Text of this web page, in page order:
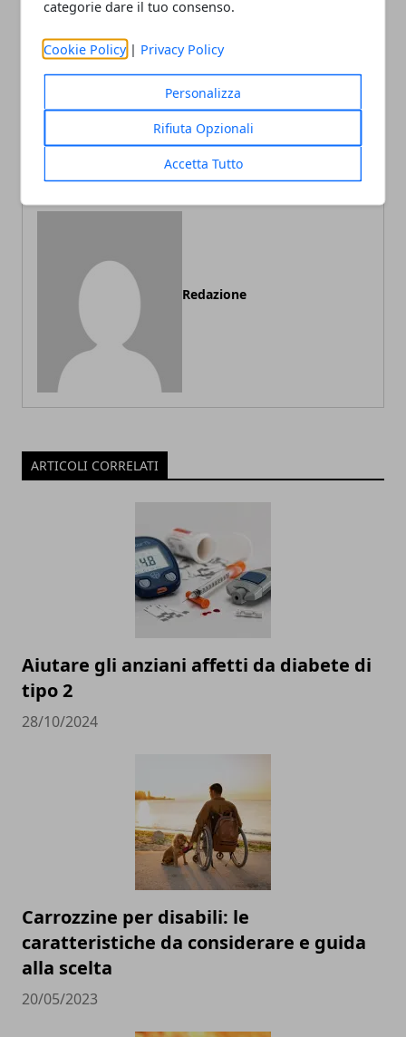
categorie dare il tuo consenso.
Cookie Policy | Privacy Policy
Personalizza
Rifiuta Opzionali
Accetta Tutto
9 cibi da evitare se sei
soggetto ad irritazione
Semi di cannabis
autofiorenti: coltivazione e
tempistiche
Redazione
ARTICOLI CORRELATI
Aiutare gli anziani affetti da diabete di
tipo 2
28/10/2024
Carrozzine per disabili: le
caratteristiche da considerare e guida
alla scelta
20/05/2023